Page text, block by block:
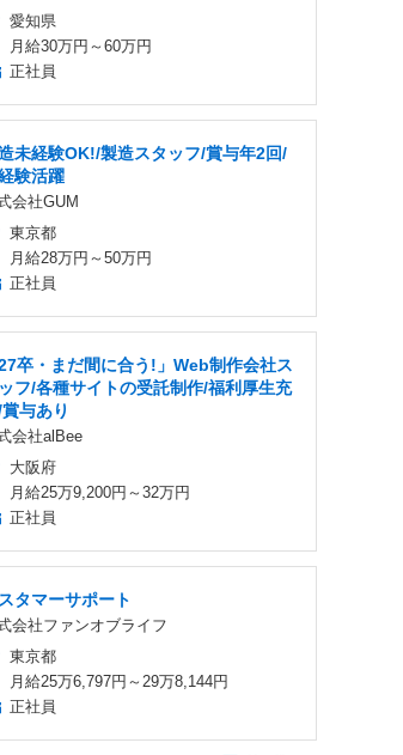
愛知県
月給30万円～60万円
正社員
未経験OK!/製造スタッフ/賞与年2回/
験活躍
会社GUM
東京都
月給28万円～50万円
正社員
27卒・まだ間に合う!」Web制作会社ス
フ/各種サイトの受託制作/福利厚生充
与あり
会社alBee
大阪府
月給25万9,200円～32万円
正社員
タマーサポート
会社ファンオブライフ
東京都
月給25万6,797円～29万8,144円
正社員